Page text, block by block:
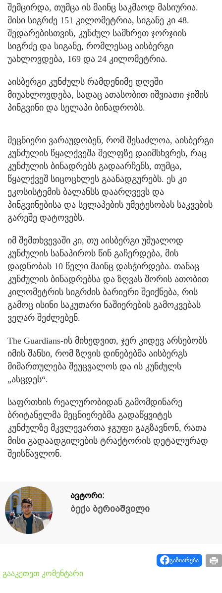
შემცირდა, თუმცა ის მაინც საკმაოდ მასიურია.
მისი სიგრძე 151 კილომეტრია, სიგანე კი 48.
შედარებისთვის, კუნძულ სამხრეთ ჯორჯიის
სიგრძე და სიგანე, რომლესაც აისბერგი
უახლოვდება, 169 და 24 კილომეტრია.
აისბერგი კუნძულს რამდენიმე დღეში
მიუახლოვდება, სადაც ათასობით იშვიათი ჯიშის
პინგვინი და სელაპი ბინადრობს.
მეცნიერი ვარაუდობენ, რომ შესაძლოა, აისბერგი
კუნძულის წყალქვეშა შელფზე დაიმსხვრეს, რაც
კუნძულის ბინადრებს გადაარჩენს, თუმცა,
წყალქვეშ სიცოცხლეს გაანადგურებს. ეს კი
ეკოსისტემის ბალანსს დაარღვევს და
პინგვინებისა და სელაპების უმეტესობას საკვების
გარეშე დატოვებს.
იმ შემთხვევაში კი, თუ აისბერგი უშუალოდ
კუნძულის სანაპიროს წინ გაჩერდება, მის
დადნობას 10 წელი მაინც დასჭირდება. თანაც
კუნძულის ბინადრებსა და ზღვას შორის ათობით
კილომეტრის სიგრძის ბარიერი შეიქნება, რის
გამოც ისინი საკუთარი ნაშიერების გამოკვებას
ვეღარ შეძლებენ.
The Guardians-ის მიხედვით, ჯერ კიდევ არსებობს
იმის შანსი, რომ ზღვის დინებებმა აისბერგს
მიმართულება შეუცვალოს და ის კუნძულს
„ასცდეს“.
საფრთხის რეალურობიდან გამომდინარე
ბრიტანელმა მეცნიერებმა გადაწყვიტეს
კუნძულზე მკვლევართა ჯგუფი გაგზავნონ, რათა
მისი გადაადგილების ტრაქტორის დეტალურად
შეისწავლონ.
ავტორი:
ბექა ბერიაშვილი
გაზიარება
გააკეთეთ კომენტარი